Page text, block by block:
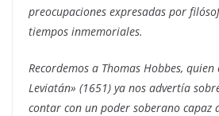
preocupaciones expresadas por
tiempos inmemoriales.
Recordemos a Thomas Hobbes, quien
Leviatán» (1651) ya nos advertía
contar con un poder soberano capaz